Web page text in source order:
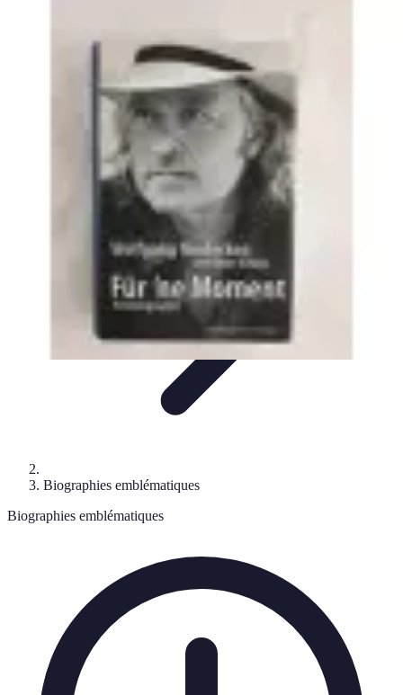
EmblématiquesBiographiesBiographies Influentes
Biographies Football
Biographies emblématiques
Biographies emblématiques